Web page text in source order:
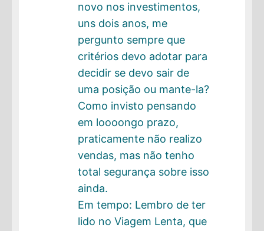
novo nos investimentos,
uns dois anos, me
pergunto sempre que
critérios devo adotar para
decidir se devo sair de
uma posição ou mante-la?
Como invisto pensando
em loooongo prazo,
praticamente não realizo
vendas, mas não tenho
total segurança sobre isso
ainda.
Em tempo: Lembro de ter
lido no Viagem Lenta, que